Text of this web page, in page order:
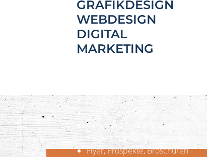
GRAFIKDESIGN
WEBDESIGN
DIGITAL
MARKETING
Corporate Design
Logoentwicklung
Geschäftsausstattung
z.B.Briefpapier, Visitenkarten
Flyer, Prospekte, Broschüren